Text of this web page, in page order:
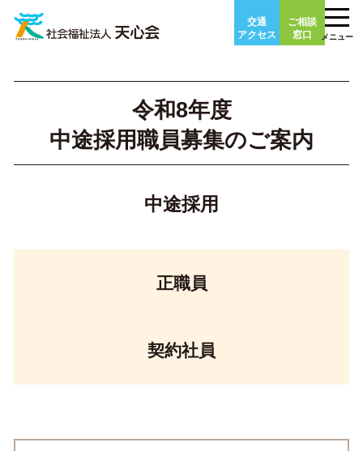
content
交通
アクセス
ご相談
窓口
メニュー
令和8年度
中途採用職員募集のご案内
中途採用
正職員
契約社員